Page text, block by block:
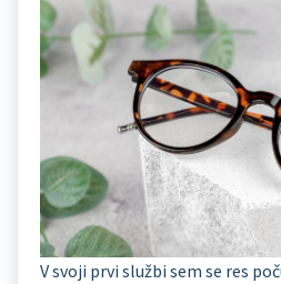
V svoji prvi službi sem se res